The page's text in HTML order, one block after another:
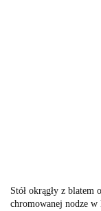
Stół okrągły z blatem
chromowanej nodze